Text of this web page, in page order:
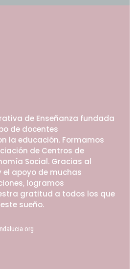
de Enseñanza fundada
de docentes
la educación. Formamos
de Centros de
Social. Gracias al
el apoyo de muchas
logramos
gratitud a todos los que
sueño.